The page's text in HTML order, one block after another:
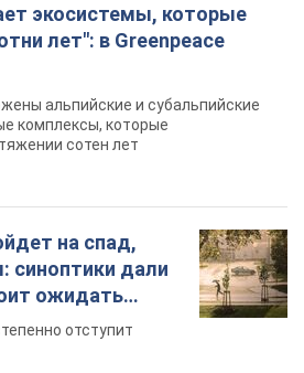
экосистемы, которые
лет": в Greenpeace
альпийские и субальпийские
комплексы, которые
сотен лет
на спад,
синоптики дали
ожидать
отступит